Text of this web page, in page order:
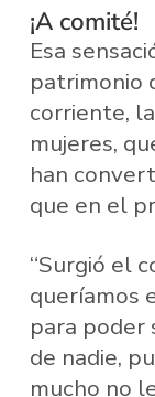
¡A comité!
Esa
patrimonio
corriente,
mujeres,
han
que en el
“Surgió el
queríamos
para poder
de nadie,
mucho no